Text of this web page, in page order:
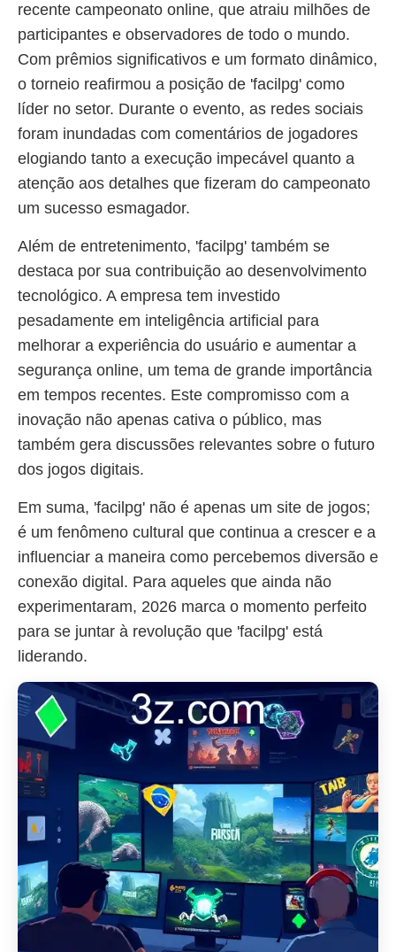
recente campeonato online, que atraiu milhões de
participantes e observadores de todo o mundo.
Com prêmios significativos e um formato dinâmico,
o torneio reafirmou a posição de 'facilpg' como
líder no setor. Durante o evento, as redes sociais
foram inundadas com comentários de jogadores
elogiando tanto a execução impecável quanto a
atenção aos detalhes que fizeram do campeonato
um sucesso esmagador.
Além de entretenimento, 'facilpg' também se
destaca por sua contribuição ao desenvolvimento
tecnológico. A empresa tem investido
pesadamente em inteligência artificial para
melhorar a experiência do usuário e aumentar a
segurança online, um tema de grande importância
em tempos recentes. Este compromisso com a
inovação não apenas cativa o público, mas
também gera discussões relevantes sobre o futuro
dos jogos digitais.
Em suma, 'facilpg' não é apenas um site de jogos;
é um fenômeno cultural que continua a crescer e a
influenciar a maneira como percebemos diversão e
conexão digital. Para aqueles que ainda não
experimentaram, 2026 marca o momento perfeito
para se juntar à revolução que 'facilpg' está
liderando.